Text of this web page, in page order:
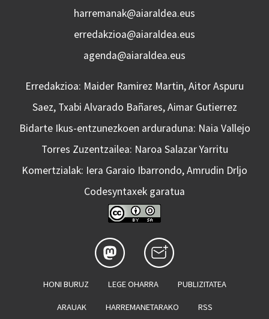
harremanak@aiaraldea.eus
erredakzioa@aiaraldea.eus
agenda@aiaraldea.eus
Erredakzioa: Maider Ramirez Martin, Aitor Aspuru
Saez, Txabi Alvarado Bañares, Aimar Gutierrez
Bidarte Ikus-entzunezkoen arduraduna: Naia Vallejo
Torres Zuzentzailea: Naroa Salazar Yarritu
Komertzialak: Iera Garaio Ibarrondo, Amrudin Drljo
Codesyntaxek garatua
HONI BURUZ LEGE OHARRA PUBLIZITATEA
ARAUAK HARREMANETARAKO RSS